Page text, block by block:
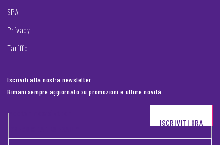
SPA
Privacy
Tariffe
Iscriviti alla nostra newsletter
Rimani sempre aggiornato su promozioni e ultime novità
Footer newsletter
ISCRIVITI ORA